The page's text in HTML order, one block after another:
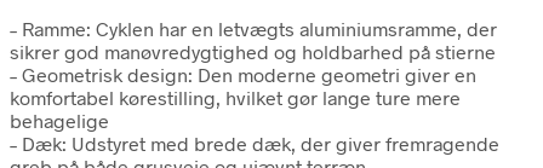
– Ramme: Cyklen har en letvægts aluminiumsramme, der
sikrer god manøvredygtighed og holdbarhed på stierne
– Geometrisk design: Den moderne geometri giver en
komfortabel kørestilling, hvilket gør lange ture mere
behagelige
– Dæk: Udstyret med brede dæk, der giver fremragende